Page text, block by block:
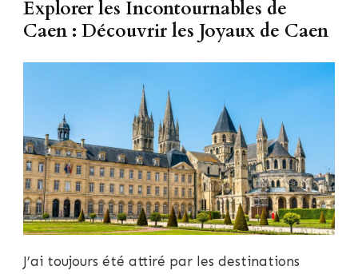
Explorer les Incontournables de
Caen : Découvrir les Joyaux de Caen
J’ai toujours été attiré par les destinations